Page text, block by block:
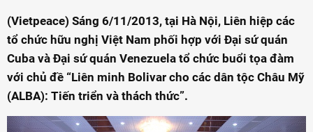
(Vietpeace) Sáng 6/11/2013, tại Hà Nội, Liên hiệp các
tổ chức hữu nghị Việt Nam phối hợp với Đại sứ quán
Cuba và Đại sứ quán Venezuela tổ chức buổi tọa đàm
với chủ đề “Liên minh Bolivar cho các dân tộc Châu Mỹ
(ALBA): Tiến triển và thách thức”.